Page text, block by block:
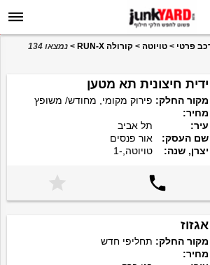

פרטי > טויוטה > קורולה RUN-X >
נמצאו 134
ידית חיצונית תא מטען
מקור החלק: פירוק מקומי, מחודש/ משופץ
מחיר:
עיר:
תל אביב
שם העסק:
אור פנסים
יצרן, שנה:
טויוטה,-1


אגזוז
מקור החלק: תחליפי חדש
מחיר: